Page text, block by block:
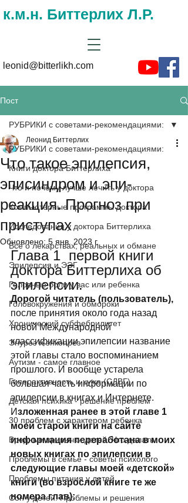
к.м.н. Биттерлих Л.Р.
leonid@bitterlikh.com
Пост
РУБРИКИ с советами-рекомендациями:
Книги доктора Биттерлиха
Что и почему лучше лечить у доктора
Компьютерные программы доктора
Исследования у доктора Биттерлиха
Все о лекарствах, реальных и обмане
Эпилепсия и ЭЭГ
Головные боли у вас или ребенка
Головокружения и обмороки
Хронический субфебрилитет
Энурез и энкопрез
Аутизм - самое главное
Гиперактивность и хуже (СДВГ)
Детская психика - решение проблем
30 проблем с характером ребенка
Вредные привычки детей. Что делать.
Проблемы в семье - советы психолого
Проблемы питания у детей
Сон у детей. Проблемы и решения
РУБРИКИ с советами-рекомендациями:
Что такое эпилепсия,
эписиндром и эпи-
реакция. Прогноз при
приступах
Леонид Биттерлих
Обновлено: 5 янв. 2023 г.
Глава 1  первой книги
доктора Биттерлиха об
эпилепсии.
Дорогой читатель (пользователь),
после принятия около года назад
новой Международной
классификации эпилепсии название
этой главы стало воспоминанием
прошлого. И вообще устарела
большая часть информации по
эпилепсии в книгах и Интернете.
Изложенная ранее в этой главе 1
моей старой книги на сайте
информация переработана в моих
новых книгах по эпилепсии в
следующие главы моей «детской»
книги (во взрослой книге те же
номера глав):